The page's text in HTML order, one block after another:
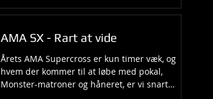
AMA SX - Rart at vide
Årets AMA Supercross er kun timer væk, og
hvem der kommer til at løbe med pokal,
Monster-matroner og håneret, er vi snart